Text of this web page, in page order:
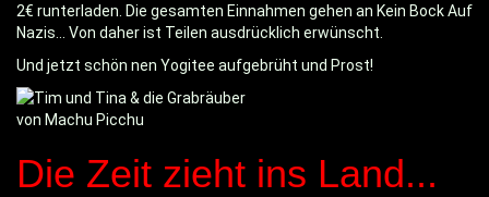
2€ runterladen. Die gesamten Einnahmen gehen an Kein Bock Auf
Nazis... Von daher ist Teilen ausdrücklich erwünscht.
Und jetzt schön nen Yogitee aufgebrüht und Prost!
Die Zeit zieht ins Land...